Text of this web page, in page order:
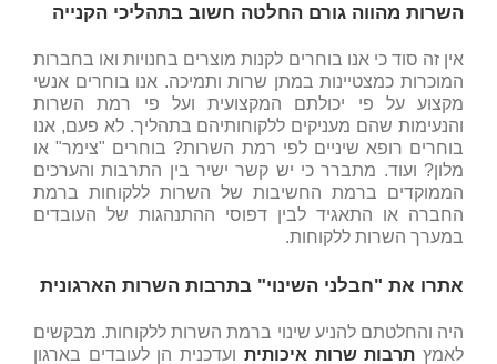
השרות מהווה גורם החלטה חשוב בתהליכי הקנייה
אין זה סוד כי אנו בוחרים לקנות מוצרים בחנויות ואו בחברות
המוכרות כמצטיינות במתן שרות ותמיכה. אנו בוחרים אנשי
מקצוע על פי יכולתם המקצועית ועל פי רמת השרות
והנעימות שהם מעניקים ללקוחותיהם בתהליך. לא פעם, אנו
בוחרים רופא שיניים לפי רמת השרות? בוחרים "צימר" או
מלון? ועוד. מתברר כי יש קשר ישיר בין התרבות והערכים
הממוקדים ברמת החשיבות של השרות ללקוחות ברמת
החברה או התאגיד לבין דפוסי ההתנהגות של העובדים
במערך השרות ללקוחות.
אתרו את "חבלני השינוי" בתרבות השרות הארגונית
היה והחלטתם להניע שינוי ברמת השרות ללקוחות. מבקשים
לאמץ תרבות שרות איכותית ועדכנית הן לעובדים בארגון